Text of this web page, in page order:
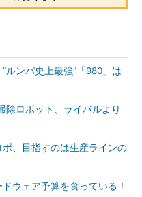
ルンバ史上最強”「980」は
除ロボット、ライバルより
、目指すのは生産ラインの
ウェア予算を食っている！